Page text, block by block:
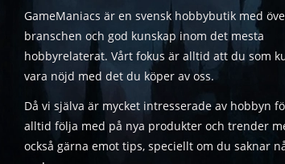
GameManiacs är en svensk hobbybutik med
branschen och god kunskap inom det mesta
hobbyrelaterat. Vårt fokus är alltid att du som
vara nöjd med det du köper av oss.
Då vi själva är mycket intresserade av hobbyn
alltid följa med på nya produkter och trender
också gärna emot tips, speciellt om du saknar